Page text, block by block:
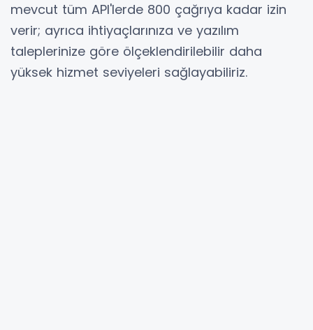
mevcut tüm API'lerde 800 çağrıya kadar izin
verir; ayrıca ihtiyaçlarınıza ve yazılım
taleplerinize göre ölçeklendirilebilir daha
yüksek hizmet seviyeleri sağlayabiliriz.